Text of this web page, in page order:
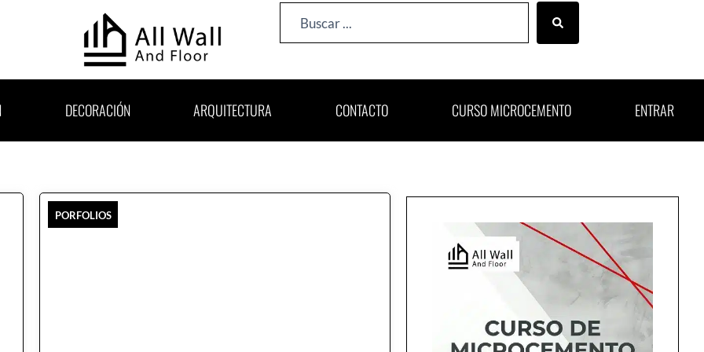
DECORACIÓN ARQUITECTURA CONTACTO CURSO MICROCEMENTO ENTRAR
PORFOLIOS